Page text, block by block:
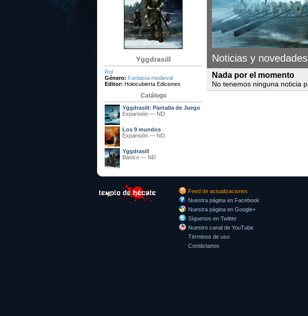
Noticias y novedades
Nada por el momento
No tenemos ninguna noticia
Yggdrasill
Rol
Género: Fantasía medieval
Editor: Holocubierta Ediciones
Catálogo
Yggdrasill: Pantalla de Juego
Expansión — ND
Los 9 mundos
Expansión — ND
Yggdrasill
Básico — ND
Feed de actualizaciones
Nuestra página en Facebook
Nuestra página en Google+
Síguenos en Twitter
Nuestro canal de YouTube
Términos de uso
Contáctanos